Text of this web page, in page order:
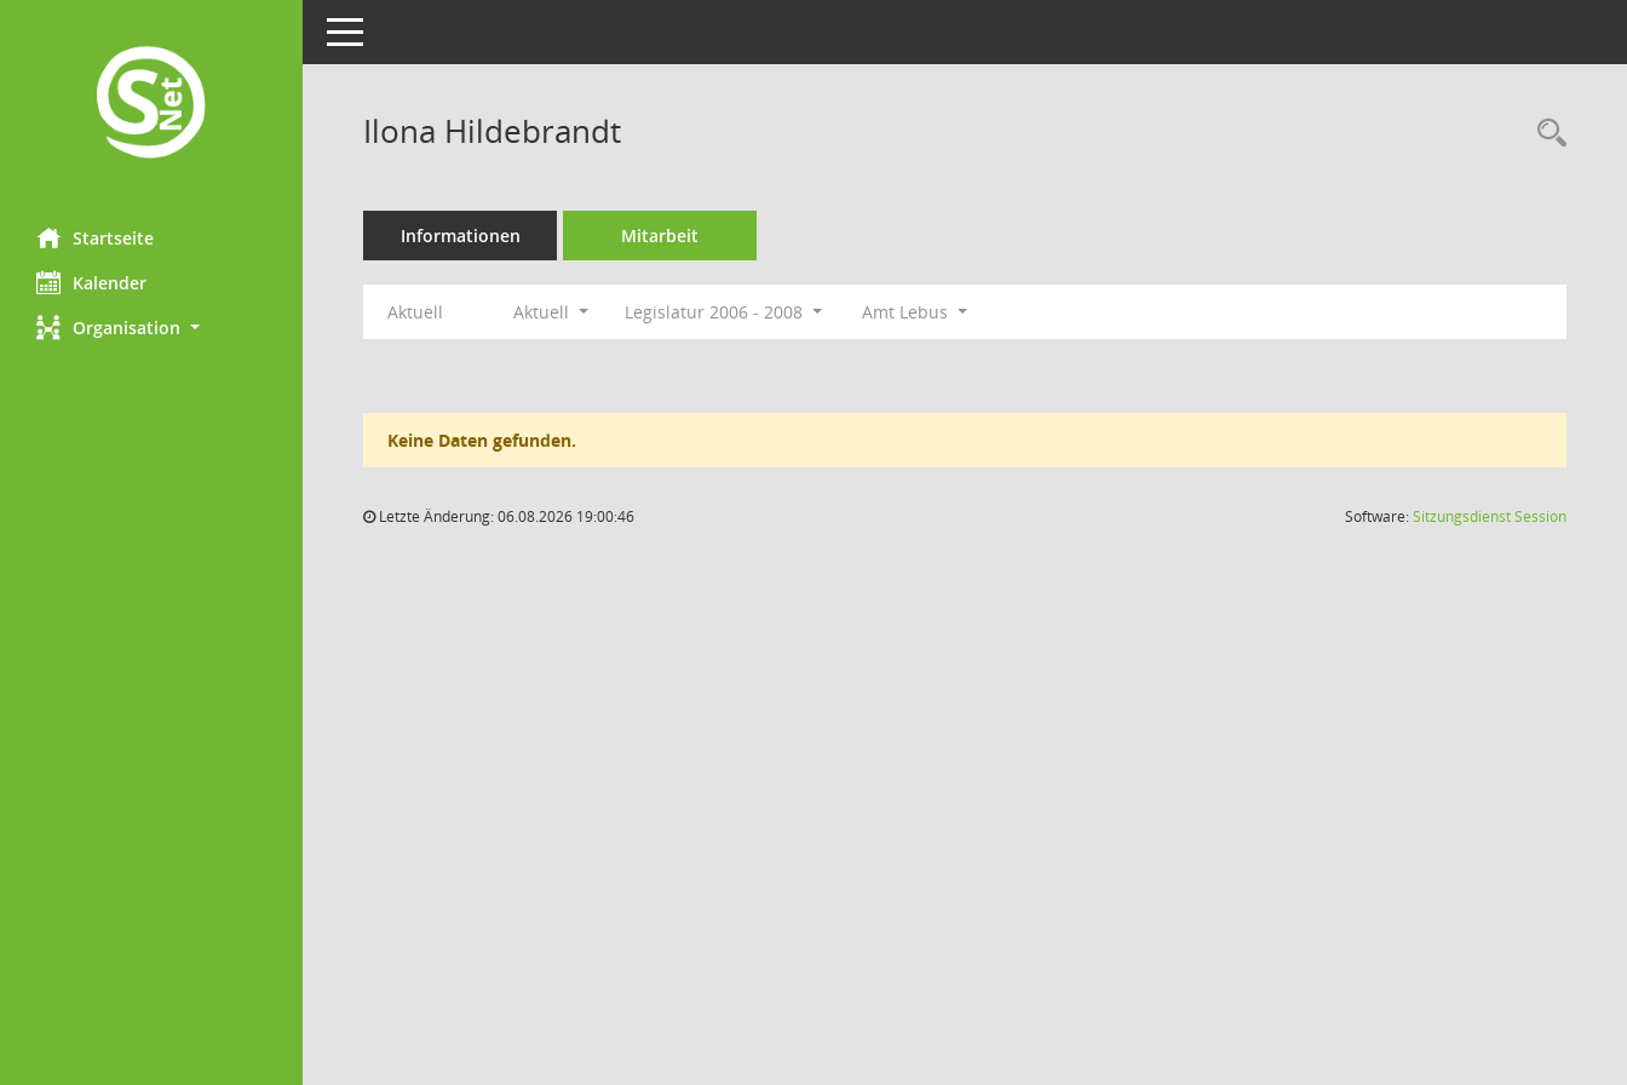
Startseite
Kalender
Organisation
Toggle navigation
Ilona Hildebrandt
Informationen Mitarbeit
Aktuell Aktuell Legislatur 2006 - 2008 Amt Lebus
Keine Daten gefunden.
Letzte Änderung: 06.08.2026 19:00:46 Software:SitzungsdienstSession(Wird in